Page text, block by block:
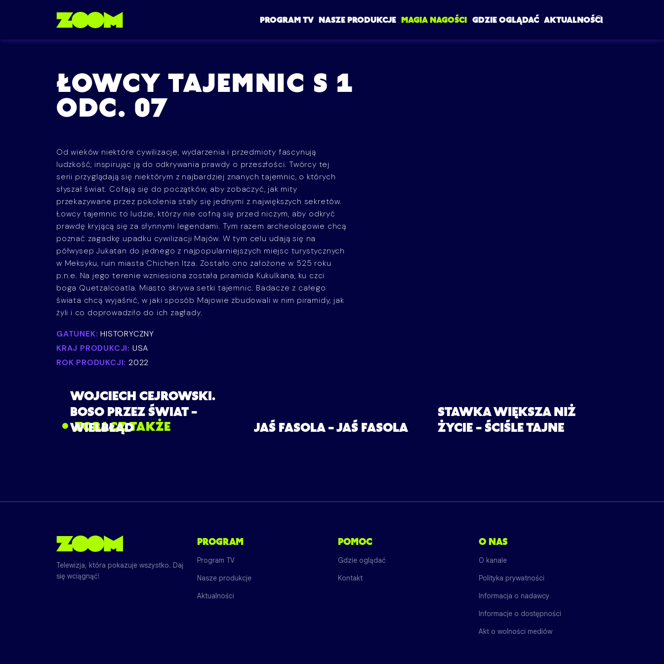
PROGRAM TV NASZE PRODUKCJE MAGIA NAGOŚCI GDZIE OGLĄDAĆ AKTUALNOŚCI
ŁOWCY TAJEMNIC S 1
ODC. 07
Od wieków niektóre cywilizacje, wydarzenia i przedmioty fascynują
ludzkość, inspirując ją do odkrywania prawdy o przeszłości. Twórcy tej
serii przyglądają się niektórym z najbardziej znanych tajemnic, o których
słyszał świat. Cofają się do początków, aby zobaczyć, jak mity
przekazywane przez pokolenia stały się jednymi z największych sekretów.
Łowcy tajemnic to ludzie, którzy nie cofną się przed niczym, aby odkryć
prawdę kryjącą się za słynnymi legendami. Tym razem archeologowie chcą
poznać zagadkę upadku cywilizacji Majów. W tym celu udają się na
półwysep Jukatan do jednego z najpopularniejszych miejsc turystycznych
w Meksyku, ruin miasta Chichen Itza. Zostało ono założone w 525 roku
p.n.e. Na jego terenie wzniesiona została piramida Kukulkana, ku czci
boga Quetzalcoatla. Miasto skrywa setki tajemnic. Badacze z całego
świata chcą wyjaśnić, w jaki sposób Majowie zbudowali w nim piramidy, jak
żyli i co doprowadziło do ich zagłady.
GATUNEK: HISTORYCZNY
KRAJ PRODUKCJI: USA
ROK PRODUKCJI: 2022
ZOBACZ TAKŻE
WOJCIECH CEJROWSKI.
BOSO PRZEZ ŚWIAT –
WIELBŁĄD
JAŚ FASOLA – JAŚ FASOLA
STAWKA WIĘKSZA NIŻ
ŻYCIE – ŚCIŚLE TAJNE
Telewizja, która pokazuje wszystko. Daj
się wciągnąć!
PROGRAM
Program TV
Nasze produkcje
Aktualności
POMOC
Gdzie oglądać
Kontakt
O NAS
O kanale
Polityka prywatności
Informacja o nadawcy
Informacje o dostępności
Akt o wolności mediów